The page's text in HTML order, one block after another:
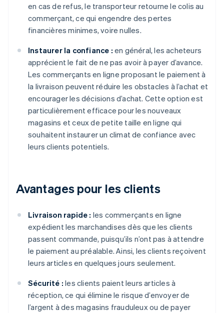
en cas de refus, le transporteur retourne le colis au
commerçant, ce qui engendre des pertes
financières minimes, voire nulles.
Instaurer la confiance : en général, les acheteurs
apprécient le fait de ne pas avoir à payer d’avance.
Les commerçants en ligne proposant le paiement à
la livraison peuvent réduire les obstacles à l’achat et
encourager les décisions d’achat. Cette option est
particulièrement efficace pour les nouveaux
magasins et ceux de petite taille en ligne qui
souhaitent instaurer un climat de confiance avec
leurs clients potentiels.
Avantages pour les clients
Livraison rapide : les commerçants en ligne
expédient les marchandises dès que les clients
passent commande, puisqu’ils n’ont pas à attendre
le paiement au préalable. Ainsi, les clients reçoivent
leurs articles en quelques jours seulement.
Sécurité : les clients paient leurs articles à
réception, ce qui élimine le risque d’envoyer de
l’argent à des magasins frauduleux ou de payer